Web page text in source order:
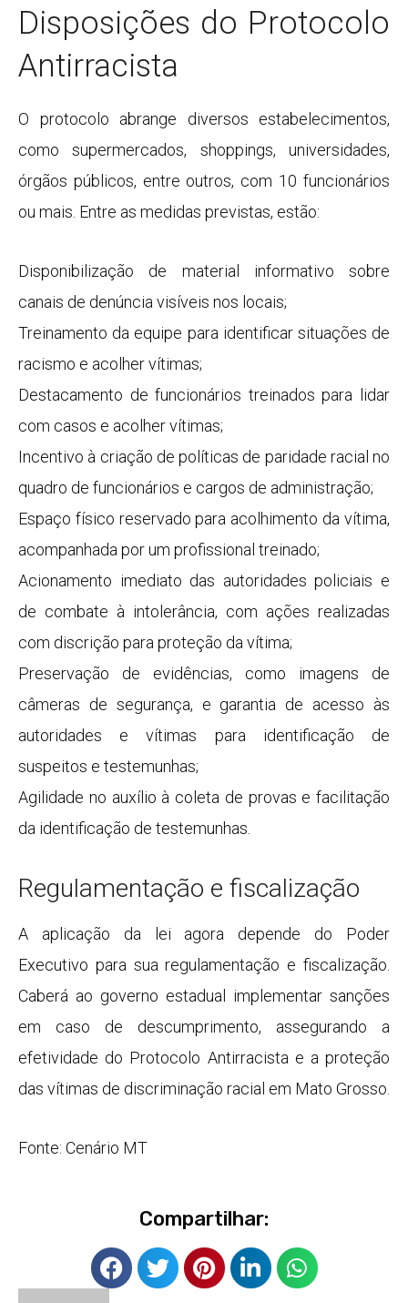
Disposições do Protocolo
Antirracista
O protocolo abrange diversos estabelecimentos,
como supermercados, shoppings, universidades,
órgãos públicos, entre outros, com 10 funcionários
ou mais. Entre as medidas previstas, estão:
Disponibilização de material informativo sobre
canais de denúncia visíveis nos locais;
Treinamento da equipe para identificar situações de
racismo e acolher vítimas;
Destacamento de funcionários treinados para lidar
com casos e acolher vítimas;
Incentivo à criação de políticas de paridade racial no
quadro de funcionários e cargos de administração;
Espaço físico reservado para acolhimento da vítima,
acompanhada por um profissional treinado;
Acionamento imediato das autoridades policiais e
de combate à intolerância, com ações realizadas
com discrição para proteção da vítima;
Preservação de evidências, como imagens de
câmeras de segurança, e garantia de acesso às
autoridades e vítimas para identificação de
suspeitos e testemunhas;
Agilidade no auxílio à coleta de provas e facilitação
da identificação de testemunhas.
Regulamentação e fiscalização
A aplicação da lei agora depende do Poder
Executivo para sua regulamentação e fiscalização.
Caberá ao governo estadual implementar sanções
em caso de descumprimento, assegurando a
efetividade do Protocolo Antirracista e a proteção
das vítimas de discriminação racial em Mato Grosso.
Fonte: Cenário MT
Compartilhar: